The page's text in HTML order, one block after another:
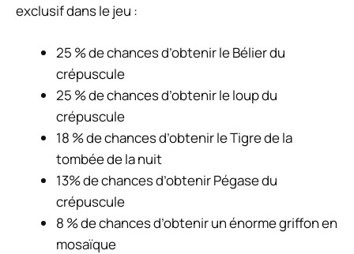
exclusif dans le jeu :
25 % de chances d’obtenir le Bélier du
crépuscule
25 % de chances d’obtenir le loup du
crépuscule
18 % de chances d’obtenir le Tigre de la
tombée de la nuit
13% de chances d’obtenir Pégase du
crépuscule
8 % de chances d’obtenir un énorme griffon en
mosaïque